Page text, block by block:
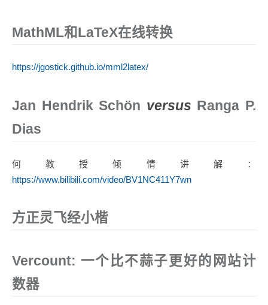
MathML和LaTeX在线转换
https://jgostick.github.io/mml2latex/
Jan Hendrik Schön versus Ranga P.
Dias
何教授倾情讲解：
https://www.bilibili.com/video/BV1NC411Y7wn
方正灵飞经小楷
Vercount: 一个比不蒜子更好的网站计
数器